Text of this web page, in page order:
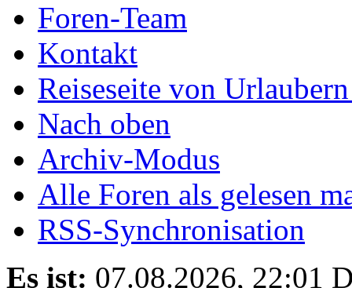
Foren-Team
Kontakt
Reiseseite von
Nach oben
Archiv-Modus
Alle Foren als gelesen
RSS-Synchronisation
Es ist: 07.08.2026, 22:01